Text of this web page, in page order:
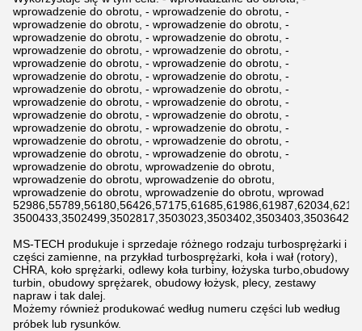
wprowadzenie do obrotu, - wprowadzenie do obrotu, -
wprowadzenie do obrotu, - wprowadzenie do obrotu, -
wprowadzenie do obrotu, - wprowadzenie do obrotu, -
wprowadzenie do obrotu, - wprowadzenie do obrotu, -
wprowadzenie do obrotu, - wprowadzenie do obrotu, -
wprowadzenie do obrotu, - wprowadzenie do obrotu, -
wprowadzenie do obrotu, - wprowadzenie do obrotu, -
wprowadzenie do obrotu, - wprowadzenie do obrotu, -
wprowadzenie do obrotu, - wprowadzenie do obrotu, -
wprowadzenie do obrotu, - wprowadzenie do obrotu, -
wprowadzenie do obrotu, - wprowadzenie do obrotu, -
wprowadzenie do obrotu, - wprowadzenie do obrotu, -
wprowadzenie do obrotu, wprowadzenie do obrotu,
wprowadzenie do obrotu, wprowadzenie do obrotu,
wprowadzenie do obrotu, wprowadzenie do obrotu, wprowad
MS-TECH produkuje i sprzedaje różnego rodzaju turbosprężarki i
części zamienne, na przykład turbosprężarki, koła i wał (rotory),
CHRA, koło sprężarki, odlewy koła turbiny, łożyska turbo,obudowy
turbin, obudowy sprężarek, obudowy łożysk, plecy, zestawy
napraw i tak dalej.
Możemy również produkować według numeru części lub według
próbek lub rysunków.